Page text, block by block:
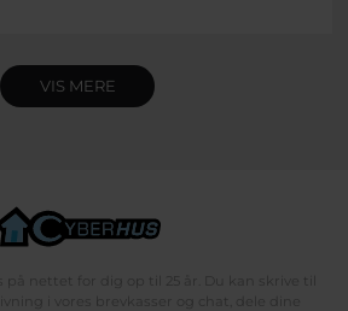
VIS MERE
på nettet for dig op til 25 år. Du kan skrive til
i vores brevkasser og chat, dele dine